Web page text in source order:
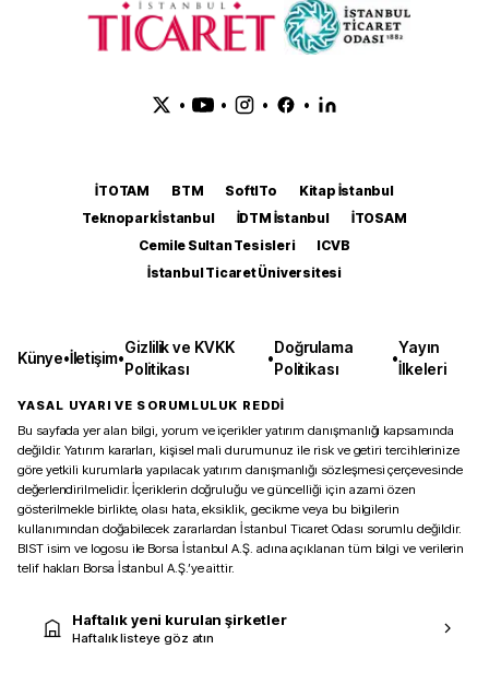
• • • •
İTOTAM BTM SoftITo
Kitap İstanbul
Teknopark İstanbul
İDTM İstanbul
İTOSAM
Cemile Sultan Tesisleri
ICVB
İstanbul Ticaret Üniversitesi
Künye•İletişim•
Gizlilik ve KVKK
Politikası
•
Doğrulama
Politikası
•
Yayın
İlkeleri
YASAL UYARI VE SORUMLULUK REDDİ
Bu sayfada yer alan bilgi, yorum ve içerikler yatırım danışmanlığı kapsamında
değildir. Yatırım kararları, kişisel mali durumunuz ile risk ve getiri tercihlerinize
göre yetkili kurumlarla yapılacak yatırım danışmanlığı sözleşmesi çerçevesinde
değerlendirilmelidir. İçeriklerin doğruluğu ve güncelliği için azami özen
gösterilmekle birlikte, olası hata, eksiklik, gecikme veya bu bilgilerin
kullanımından doğabilecek zararlardan İstanbul Ticaret Odası sorumlu değildir.
BIST isim ve logosu ile Borsa İstanbul A.Ş. adına açıklanan tüm bilgi ve verilerin
telif hakları Borsa İstanbul A.Ş.’ye aittir.
Haftalık yeni kurulan şirketler
Haftalık listeye göz atın